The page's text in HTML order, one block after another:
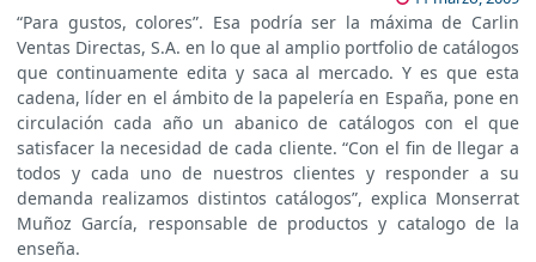
“Para gustos, colores”. Esa podría ser la máxima de Carlin
Ventas Directas, S.A. en lo que al amplio portfolio de catálogos
que continuamente edita y saca al mercado. Y es que esta
cadena, líder en el ámbito de la papelería en España, pone en
circulación cada año un abanico de catálogos con el que
satisfacer la necesidad de cada cliente. “Con el fin de llegar a
todos y cada uno de nuestros clientes y responder a su
demanda realizamos distintos catálogos”, explica Monserrat
Muñoz García, responsable de productos y catalogo de la
enseña.